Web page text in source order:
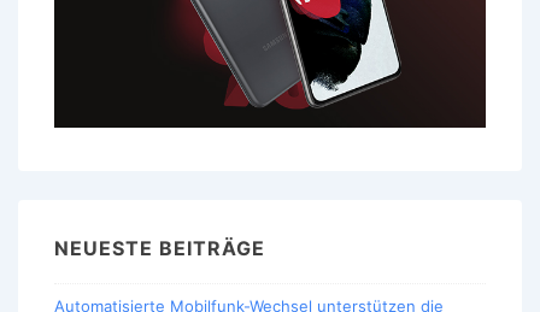
NEUESTE BEITRÄGE
Automatisierte Mobilfunk-Wechsel unterstützen die